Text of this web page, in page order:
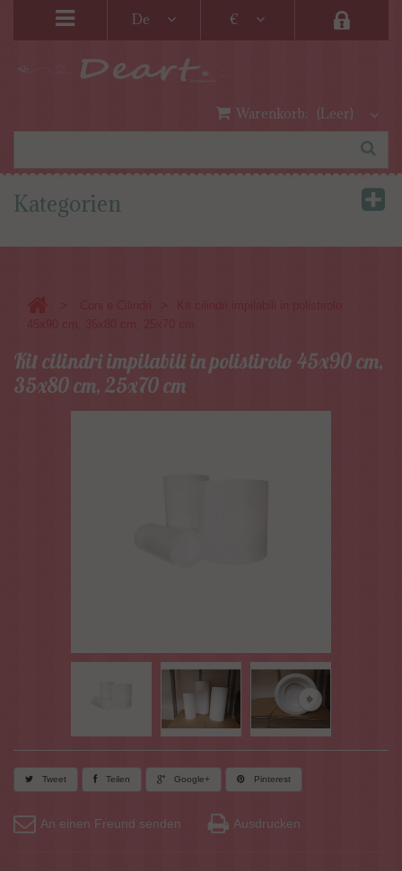
De €
Warenkorb: (Leer)
Kategorien
Kit cilindri impilabili in polistirolo 45x90 cm,
35x80 cm, 25x70 cm
Tweet Teilen Google+ Pinterest
An einen Freund senden Ausdrucken